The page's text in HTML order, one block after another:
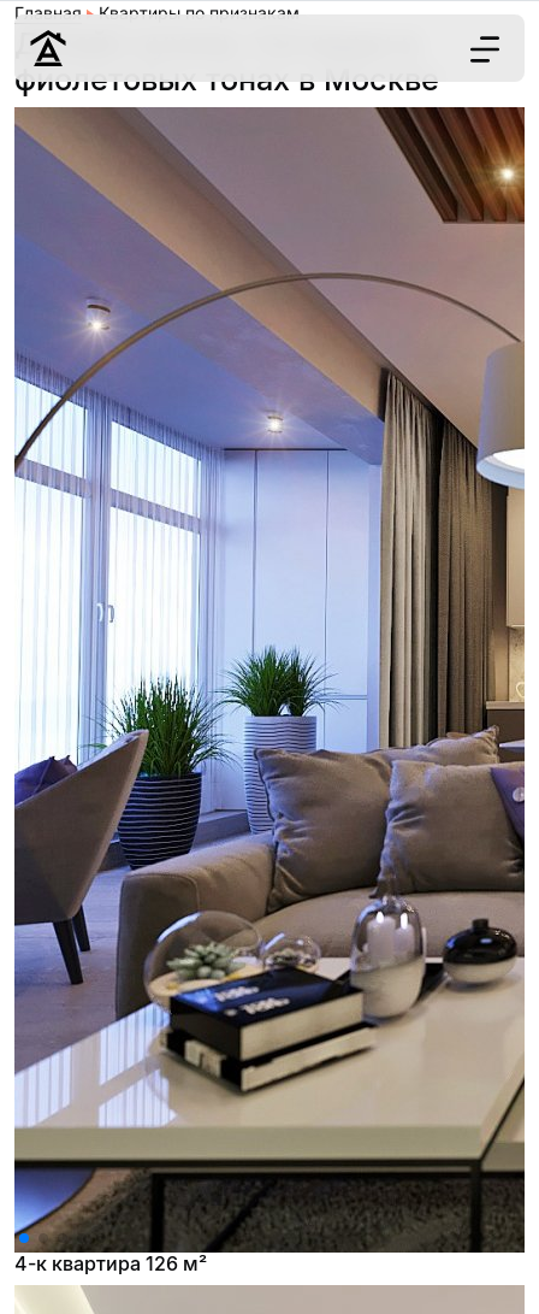
Цены
Наши работы
О нас
Контакты
г. Москва
8 (495) 109-
22-59
Главная Квартиры по признакам
Дизайн кухонь-гостиных в
фиолетовых тонах в Москве
4-к квартира 126 м²